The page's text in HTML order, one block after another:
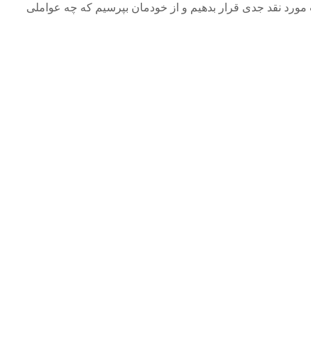
نقد جدی قرار بدهیم و از خودمان بپرسیم که چه عواملی